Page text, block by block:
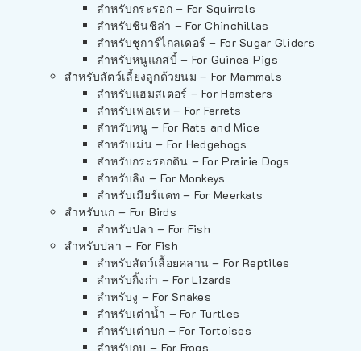
สำหรับกระรอก – For Squirrels
สำหรับชินชิล่า – For Chinchillas
สำหรับชูการ์ไกลเดอร์ – For Sugar Gliders
สำหรับหนูแกสบี้ – For Guinea Pigs
สำหรับสัตว์เลี้ยงลูกด้วยนม – For Mammals
สำหรับแฮมสเตอร์ – For Hamsters
สำหรับเฟอเรท – For Ferrets
สำหรับหนู – For Rats and Mice
สำหรับเม่น – For Hedgehogs
สำหรับกระรอกดิน – For Prairie Dogs
สำหรับลิง – For Monkeys
สำหรับเมียร์แคท – For Meerkats
สำหรับนก – For Birds
สำหรับปลา – For Fish
สำหรับปลา – For Fish
สำหรับสัตว์เลื้อยคลาน – For Reptiles
สำหรับกิ้งก่า – For Lizards
สำหรับงู – For Snakes
สำหรับเต่าน้ำ – For Turtles
สำหรับเต่าบก – For Tortoises
สำหรับกบ – For Frogs